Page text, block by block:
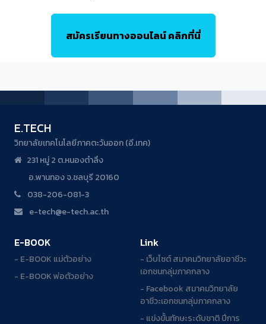
สมัครเรียนทางออนไลน์ คลิกที่นี่
E.TECH
วิทยาลัยเทคโนโลยีภาคตะวันออก (อี.เทค)
231 หมู่ 2 ต.หนองตำลึง
อ.พานทอง จ.ชลบุรี 20160
038-206-081-3
e-tech@e-tech.ac.th
E-BOOK
- E-BOOK แม่ตัวอย่าง
- E-BOOK พ่อตัวอย่าง
Link
- เว็บไซต์ สมาคมวิทยาลัยอาชีวะ
เอกชนกลุ่มภาคกลาง
- Facebook สมาคมวิทยาลัย
อาชีวะเอกชนกลุ่มภาคกลาง
- แข่งขั้นทักษะระดับชาติ ปีการ